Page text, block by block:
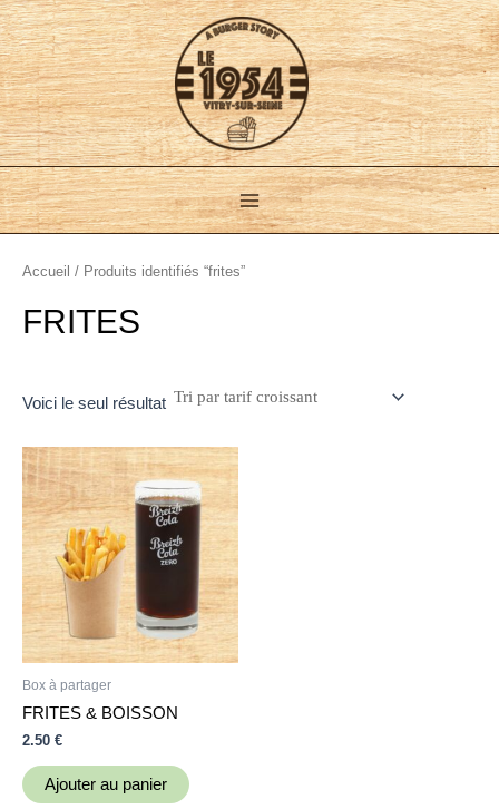
Aller
au
contenu
Main
Menu
Accueil / Produits identifiés “frites”
FRITES
Voici le seul résultat
Box à partager
FRITES & BOISSON
2.50 €
Ajouter au panier